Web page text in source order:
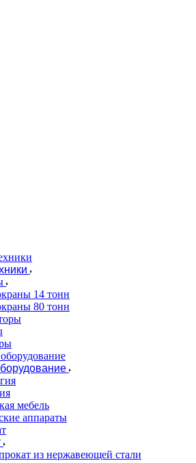
14 тонн
80 тонн
мебель
аппараты
из нержавеющей стали